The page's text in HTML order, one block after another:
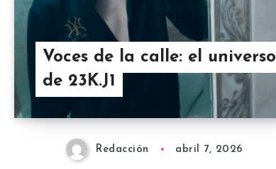
Voces de la calle: el universo
de 23K.J1
Redacción abril 7, 2026